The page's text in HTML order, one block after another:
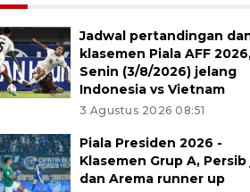
Jadwal pertandingan
klasemen Piala AFF
Senin (3/8/2026) jelang
Indonesia vs Vietnam
3 Agustus 2026 08:51
Piala Presiden 2026 -
Klasemen Grup A, Persib
dan Arema runner up